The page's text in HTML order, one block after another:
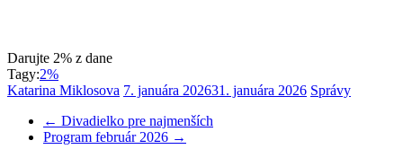
Darujte 2% z dane
Tagy:2%
Katarina Miklosova 7. januára 202631. januára 2026 Správy
← Divadielko pre najmenších
Program február 2026 →